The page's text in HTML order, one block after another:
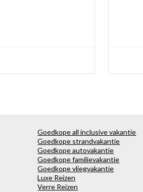
Goedkope all inclusive vakantie
Goedkope strandvakantie
Goedkope autovakantie
Goedkope familievakantie
Goedkope vliegvakantie
Luxe Reizen
Verre Reizen